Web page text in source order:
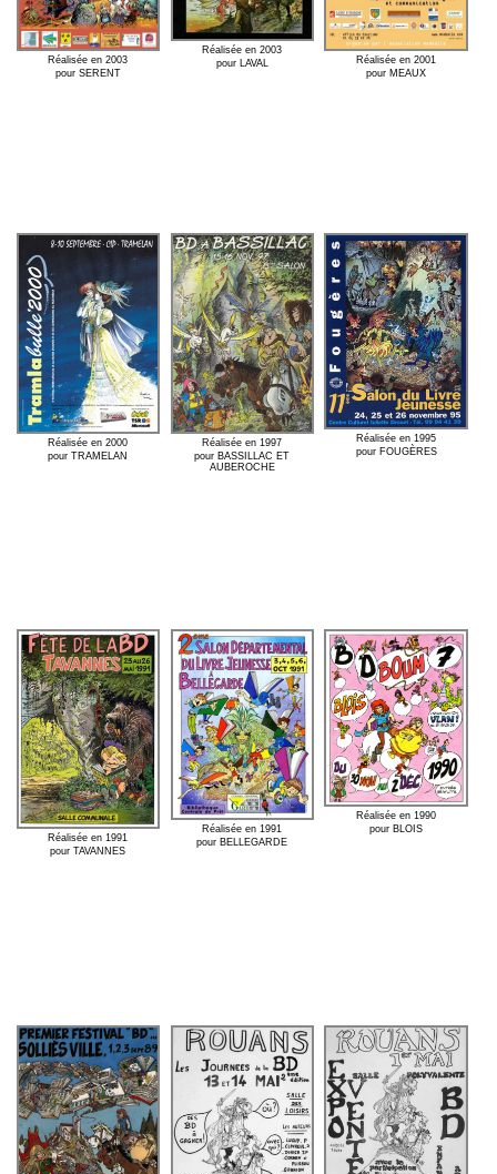
Réalisée en 2003
pour SERENT
Réalisée en 2003
pour LAVAL
Réalisée en 2001
pour MEAUX
Réalisée en 2000
pour TRAMELAN
Réalisée en 1997
pour BASSILLAC ET
AUBEROCHE
Réalisée en 1995
pour FOUGÈRES
Réalisée en 1991
pour TAVANNES
Réalisée en 1991
pour BELLEGARDE
Réalisée en 1990
pour BLOIS